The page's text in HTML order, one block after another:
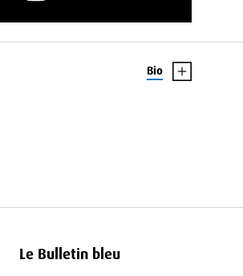
Bio
Le Bulletin bleu